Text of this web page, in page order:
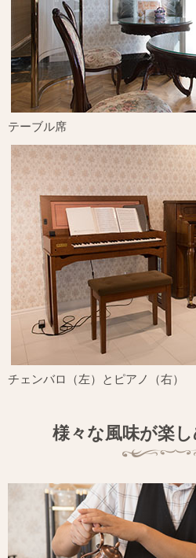
テーブル席
チェンバロ（左）とピアノ（右）
様々な風味が楽